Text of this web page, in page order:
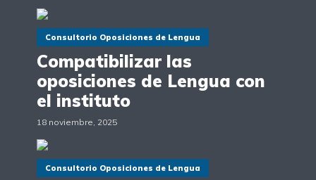
Consultorio Oposiciones de Lengua
Compatibilizar las
oposiciones de Lengua con
el instituto
18 noviembre, 2025
Consultorio Oposiciones de Lengua